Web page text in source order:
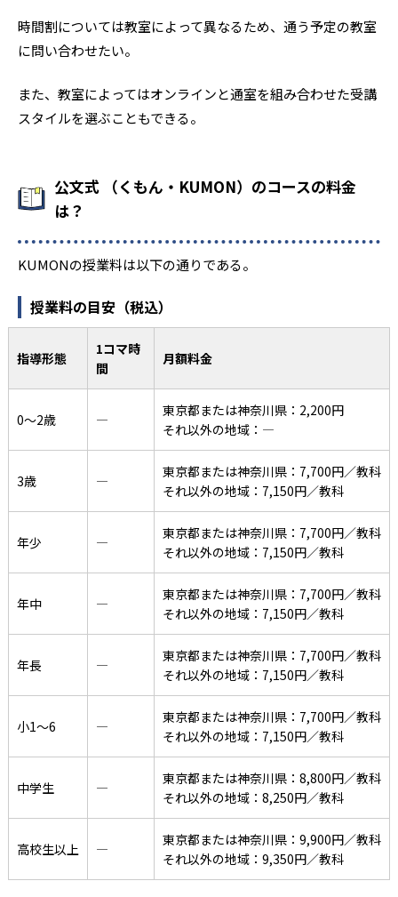
時間割については教室によって異なるため、通う予定の教室
に問い合わせたい。
また、教室によってはオンラインと通室を組み合わせた受講
スタイルを選ぶこともできる。
公文式 （くもん・KUMON）のコースの料金
は？
KUMONの授業料は以下の通りである。
授業料の目安（税込）
指導形態
1コマ時
間
月額料金
0〜2歳 ―
東京都または神奈川県：2,200円
それ以外の地域：―
3歳 ―
東京都または神奈川県：7,700円／教科
それ以外の地域：7,150円／教科
年少 ―
東京都または神奈川県：7,700円／教科
それ以外の地域：7,150円／教科
年中 ―
東京都または神奈川県：7,700円／教科
それ以外の地域：7,150円／教科
年長 ―
東京都または神奈川県：7,700円／教科
それ以外の地域：7,150円／教科
小1〜6 ―
東京都または神奈川県：7,700円／教科
それ以外の地域：7,150円／教科
中学生 ―
東京都または神奈川県：8,800円／教科
それ以外の地域：8,250円／教科
高校生以上 ―
東京都または神奈川県：9,900円／教科
それ以外の地域：9,350円／教科